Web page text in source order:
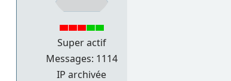
Super actif
Messages: 1114
IP archivée